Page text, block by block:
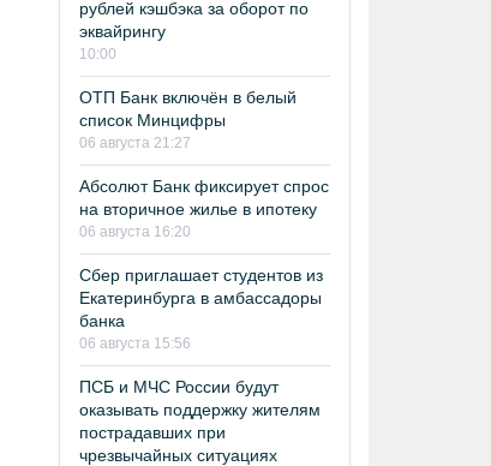
рублей кэшбэка за оборот по
эквайрингу
10:00
ОТП Банк включён в белый
список Минцифры
06 августа 21:27
Абсолют Банк фиксирует спрос
на вторичное жилье в ипотеку
06 августа 16:20
Сбер приглашает студентов из
Екатеринбурга в амбассадоры
банка
06 августа 15:56
ПСБ и МЧС России будут
оказывать поддержку жителям
пострадавших при
чрезвычайных ситуациях